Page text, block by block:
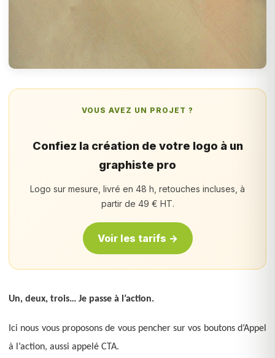
VOUS AVEZ UN PROJET ?
Confiez la création de votre logo à un
graphiste pro
Logo sur mesure, livré en 48 h, retouches incluses, à
partir de 49 € HT.
Voir les tarifs →
Un, deux, trois… Je passe à l’action.
Ici nous vous proposons de vous pencher sur vos boutons d’Appel
à l’action, aussi appelé CTA.